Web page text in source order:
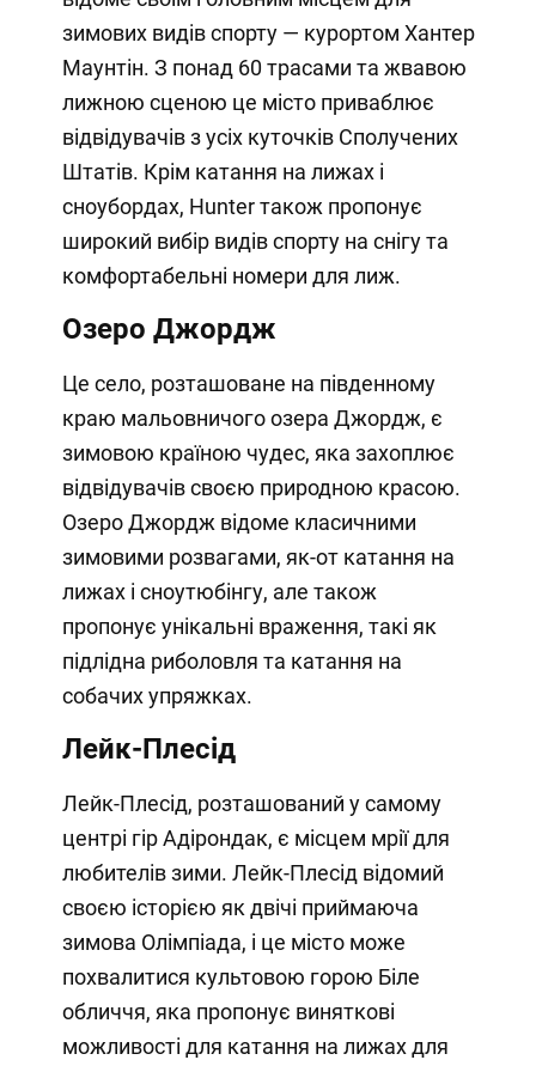
зимових видів спорту — курортом Хантер
Маунтін. З понад 60 трасами та жвавою
лижною сценою це місто приваблює
відвідувачів з усіх куточків Сполучених
Штатів. Крім катання на лижах і
сноубордах, Hunter також пропонує
широкий вибір видів спорту на снігу та
комфортабельні номери для лиж.
Озеро Джордж
Це село, розташоване на південному
краю мальовничого озера Джордж, є
зимовою країною чудес, яка захоплює
відвідувачів своєю природною красою.
Озеро Джордж відоме класичними
зимовими розвагами, як-от катання на
лижах і сноутюбінгу, але також
пропонує унікальні враження, такі як
підлідна риболовля та катання на
собачих упряжках.
Лейк-Плесід
Лейк-Плесід, розташований у самому
центрі гір Адірондак, є місцем мрії для
любителів зими. Лейк-Плесід відомий
своєю історією як двічі приймаюча
зимова Олімпіада, і це місто може
похвалитися культовою горою Біле
обличчя, яка пропонує виняткові
можливості для катання на лижах для